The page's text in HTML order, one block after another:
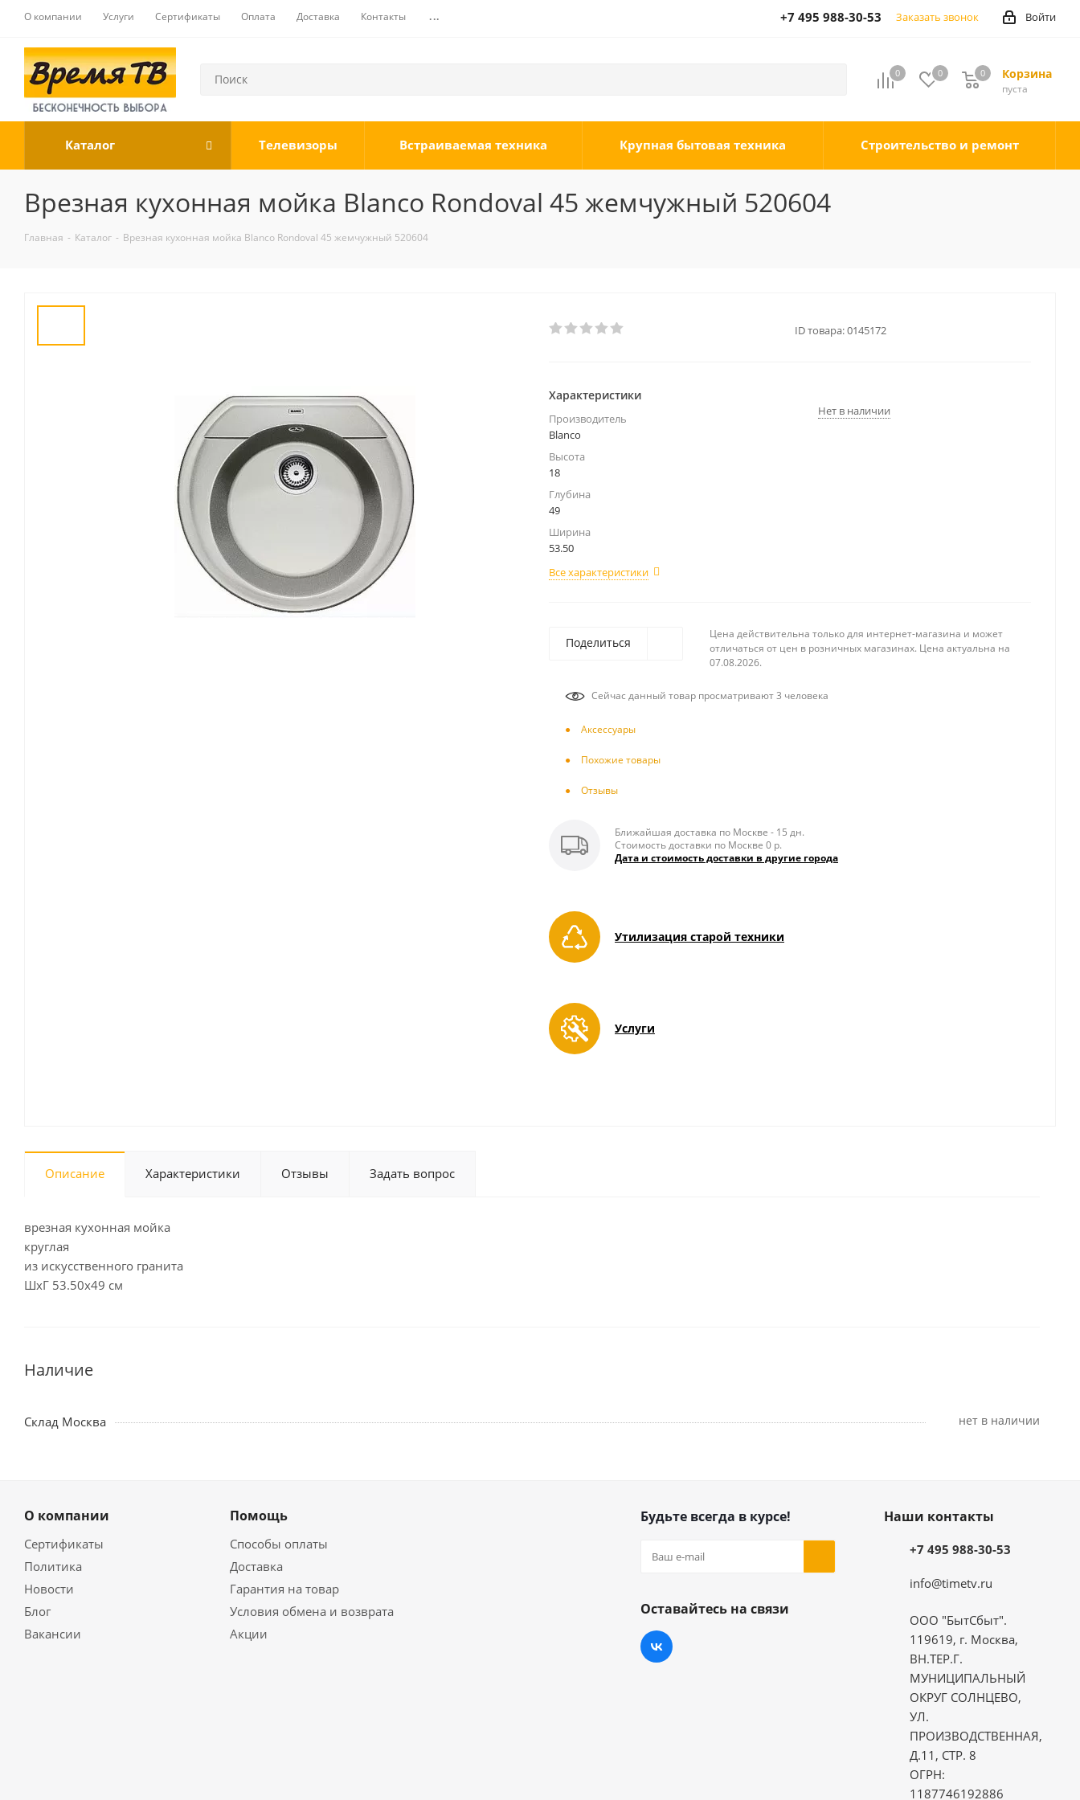
О компании Услуги Сертификаты Оплата Доставка Контакты ... Войти
+7 495 988-30-53 Заказать звонок
0 0 Корзина
0
пуста
0
Каталог Телевизоры Встраиваемая техника Крупная бытовая техника Строительство и ремонт
Врезная кухонная мойка Blanco Rondoval 45 жемчужный 520604
Главная - Каталог - Врезная кухонная мойка Blanco Rondoval 45 жемчужный 520604
ID товара:0145172
Характеристики
Производитель
Blanco
Высота
18
Глубина
49
Ширина
53.50
Все характеристики
Нет в наличии
Поделиться
Цена действительна только для интернет-магазина и может
отличаться от цен в розничных магазинах. Цена актуальна на
07.08.2026.
Сейчас данный товар просматривают 3 человека
Аксесcуары
Похожие товары
Отзывы
Ближайшая доставка по Москве - 15 дн.
Стоимость доставки по Москве 0 р.
Дата и стоимость доставки в другие города
Утилизация старой техники
Услуги
Описание Характеристики Отзывы Задать вопрос
врезная кухонная мойка
круглая
из искусственного гранита
ШхГ 53.50х49 см
Наличие
Склад Москва Нет в наличии
О компании
Сертификаты
Политика
Новости
Блог
Вакансии
Помощь
Способы оплаты
Доставка
Гарантия на товар
Условия обмена и возврата
Акции
Будьте всегда в курсе!
Оставайтесь на связи
Наши контакты
+7 495 988-30-53
info@timetv.ru
ООО "БытСбыт".
119619, г. Москва,
ВН.ТЕР.Г.
МУНИЦИПАЛЬНЫЙ
ОКРУГ СОЛНЦЕВО,
УЛ.
ПРОИЗВОДСТВЕННАЯ,
Д.11, СТР. 8
ОГРН:
1187746192886